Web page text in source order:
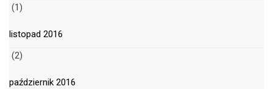
(1)
listopad 2016
(2)
październik 2016